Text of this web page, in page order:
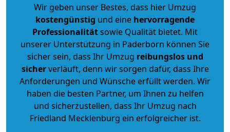
Wir geben unser Bestes, dass hier Umzug
kostengünstig und eine hervorragende
Professionalitätsowie Qualität bietet. Mit
unserer Unterstützung in Paderborn können Sie
sicher sein, dass Ihr Umzug reibungslos und
sicherverläuft, denn wir sorgen dafür, dass Ihre
Anforderungen und Wünsche erfüllt werden. Wir
haben die besten Partner, um Ihnen zu helfen
und sicherzustellen, dass Ihr Umzug nach
Friedland Mecklenburg ein erfolgreicher ist.